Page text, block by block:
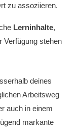
zu assoziieren.
Lerninhalte,
Verfügung stehen
deines
Arbeitsweg
auch in einem
markante